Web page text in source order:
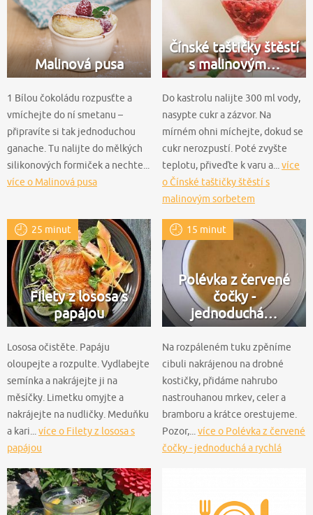
Malinová pusa
1 Bílou čokoládu rozpusťte a
vmíchejte do ní smetanu –
připravíte si tak jednoduchou
ganache. Tu nalijte do mělkých
silikonových formiček a nechte...
více o Malinová pusa
Čínské taštičky štěstí
s malinovým…
Do kastrolu nalijte 300 ml vody,
nasypte cukr a zázvor. Na
mírném ohni míchejte, dokud se
cukr nerozpustí. Poté zvyšte
teplotu, přiveďte k varu a... více
o Čínské taštičky štěstí s
malinovým sorbetem
25 minut
Filety z lososa s
papájou
Lososa očistěte. Papáju
oloupejte a rozpulte. Vydlabejte
semínka a nakrájejte ji na
měsíčky. Limetku omyjte a
nakrájejte na nudličky. Meduňku
a kari...více o Filety z lososa s
papájou
15 minut
Polévka z červené
čočky -
jednoduchá…
Na rozpáleném tuku zpěníme
cibuli nakrájenou na drobné
kostičky, přidáme nahrubo
nastrouhanou mrkev, celer a
bramboru a krátce orestujeme.
Pozor,...více o Polévka z červené
čočky - jednoduchá a rychlá